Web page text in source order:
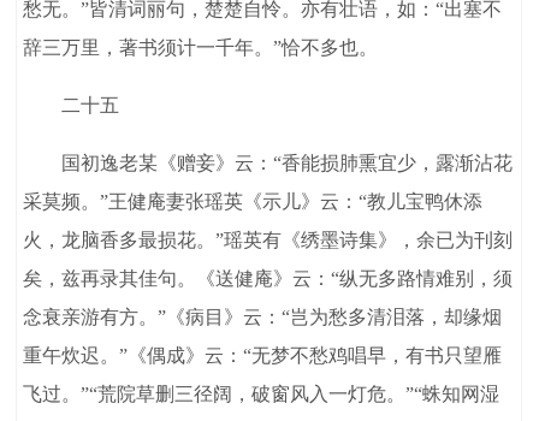
愁无。”皆清词丽句，楚楚自怜。亦有壮语，如：“出塞不
辞三万里，著书须计一千年。”恰不多也。
二十五
国初逸老某《赠妾》云：“香能损肺熏宜少，露渐沾花
采莫频。”王健庵妻张瑶英《示儿》云：“教儿宝鸭休添
火，龙脑香多最损花。”瑶英有《绣墨诗集》，余已为刊刻
矣，兹再录其佳句。《送健庵》云：“纵无多路情难别，须
念衰亲游有方。”《病目》云：“岂为愁多清泪落，却缘烟
重午炊迟。”《偶成》云：“无梦不愁鸡唱早，有书只望雁
飞过。”“荒院草删三径阔，破窗风入一灯危。”“蛛知网湿